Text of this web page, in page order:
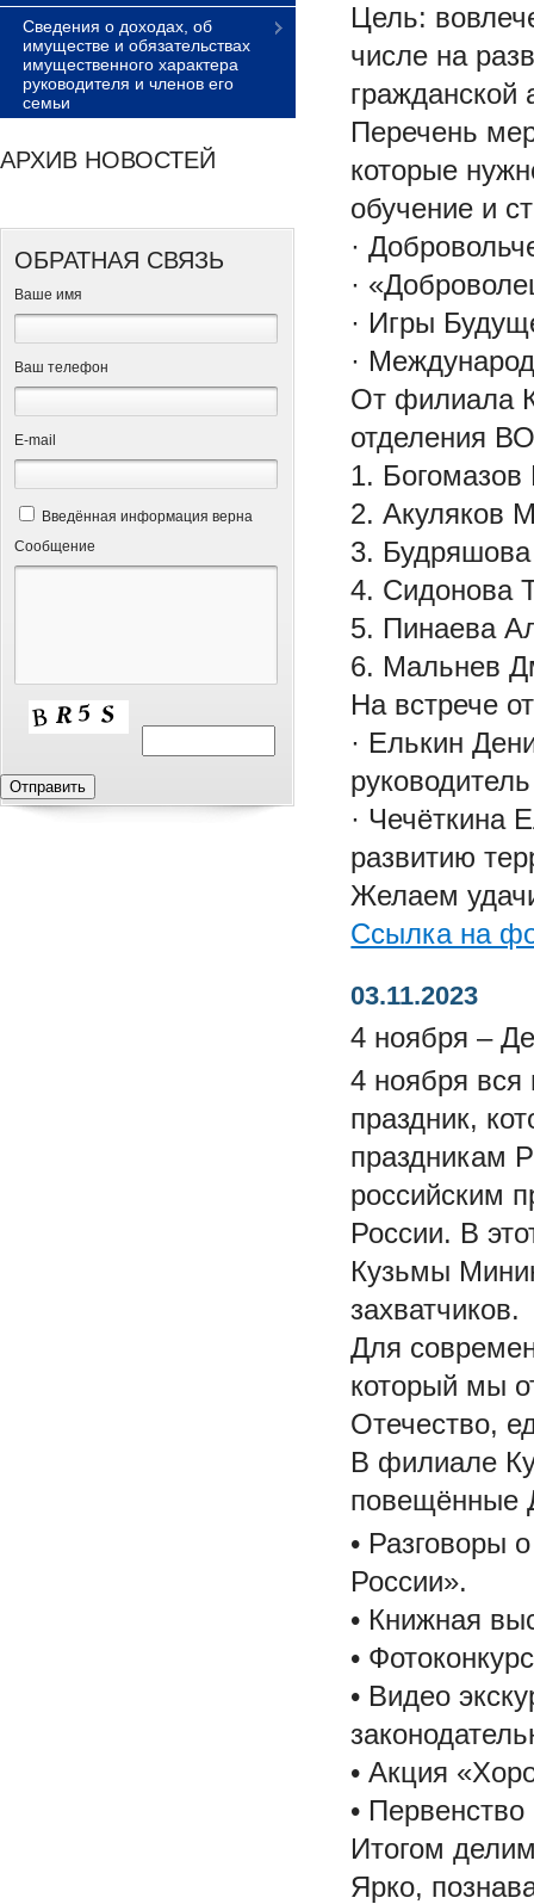
Сведения о доходах, об
имуществе и обязательствах
имущественного характера
руководителя и членов его
семьи
АРХИВ НОВОСТЕЙ
ОБРАТНАЯ СВЯЗЬ
Ваше имя
Ваш телефон
Е-mail
Введённая информация верна
Сообщение
Цель:
числе на
гражданской
Перечень
которые
обучение и
·
·
· Игры
·
От филиала
отделения
1.
2. Акуляков
3.
4. Сидонова
5. Пинаева
6. Мальнев
На встрече
· Елькин
· Чечёткина
развитию
Желаем
Ссылка на
03.11.2023
4 ноября –
4 ноября вся
праздник,
праздникам
российским
России. В
Кузьмы
захватчиков.
Для
который мы
Отечество,
В филиале
повещённые
• Разговоры
России».
• Книжная
•
• Видео
• Акция
•
Итогом
Ярко,